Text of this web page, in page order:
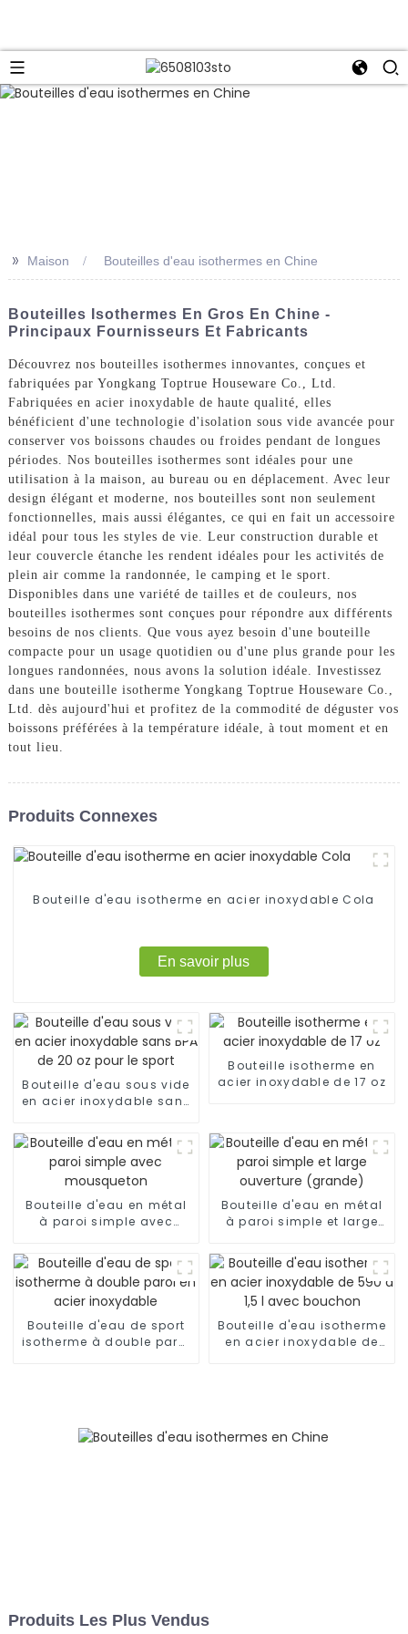
>> Maison Bouteilles d'eau isothermes en Chine
Bouteilles Isothermes En Gros En Chine -
Principaux Fournisseurs Et Fabricants
Découvrez nos bouteilles isothermes innovantes, conçues et
fabriquées par Yongkang Toptrue Houseware Co., Ltd.
Fabriquées en acier inoxydable de haute qualité, elles
bénéficient d'une technologie d'isolation sous vide avancée pour
conserver vos boissons chaudes ou froides pendant de longues
périodes. Nos bouteilles isothermes sont idéales pour une
utilisation à la maison, au bureau ou en déplacement. Avec leur
design élégant et moderne, nos bouteilles sont non seulement
fonctionnelles, mais aussi élégantes, ce qui en fait un accessoire
idéal pour tous les styles de vie. Leur construction durable et
leur couvercle étanche les rendent idéales pour les activités de
plein air comme la randonnée, le camping et le sport.
Disponibles dans une variété de tailles et de couleurs, nos
bouteilles isothermes sont conçues pour répondre aux différents
besoins de nos clients. Que vous ayez besoin d'une bouteille
compacte pour un usage quotidien ou d'une plus grande pour les
longues randonnées, nous avons la solution idéale. Investissez
dans une bouteille isotherme Yongkang Toptrue Houseware Co.,
Ltd. dès aujourd'hui et profitez de la commodité de déguster vos
boissons préférées à la température idéale, à tout moment et en
tout lieu.
Produits Connexes
Bouteille d'eau isotherme en acier inoxydable Cola
En savoir plus
Bouteille d'eau sous vide
en acier inoxydable sans
Bouteille isotherme en
acier inoxydable de 17 oz
Bouteille d'eau en métal
à paroi simple avec
Bouteille d'eau en métal
à paroi simple et large
Bouteille d'eau de sport
isotherme à double paroi
Bouteille d'eau isotherme
en acier inoxydable de
Produits Les Plus Vendus